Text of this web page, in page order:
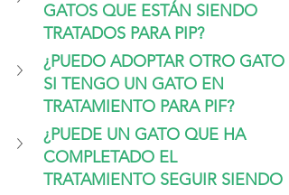
GATOS QUE ESTÁN SIENDO
TRATADOS PARA PIP?
¿PUEDO ADOPTAR OTRO GATO
SI TENGO UN GATO EN
TRATAMIENTO PARA PIF?
¿PUEDE UN GATO QUE HA
COMPLETADO EL
TRATAMIENTO SEGUIR SIENDO